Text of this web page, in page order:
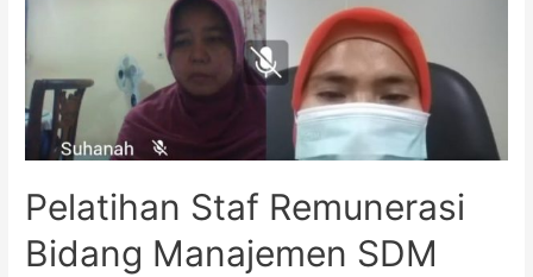
Pelatihan Staf Remunerasi
Bidang Manajemen SDM